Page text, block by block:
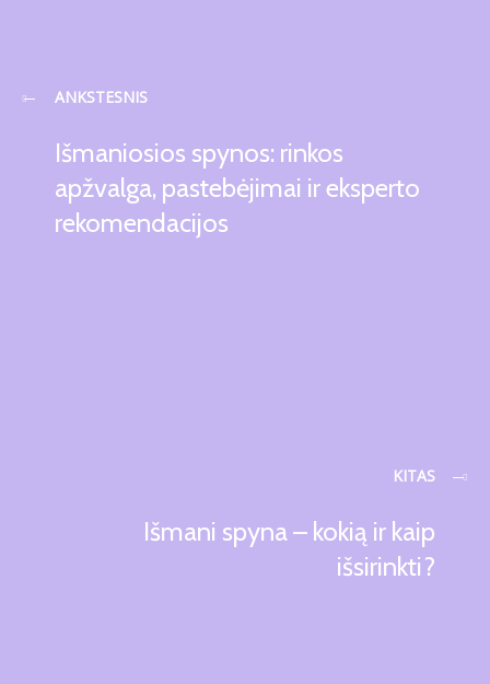
ANKSTESNIS
Išmaniosios spynos: rinkos
apžvalga, pastebėjimai ir eksperto
rekomendacijos
KITAS
Išmani spyna – kokią ir kaip
išsirinkti?